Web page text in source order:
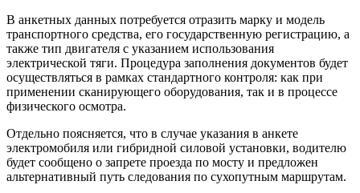
В анкетных данных потребуется отразить марку и модель
транспортного средства, его государственную регистрацию, а
также тип двигателя с указанием использования
электрической тяги. Процедура заполнения документов будет
осуществляться в рамках стандартного контроля: как при
применении сканирующего оборудования, так и в процессе
физического осмотра.
Отдельно поясняется, что в случае указания в анкете
электромобиля или гибридной силовой установки, водителю
будет сообщено о запрете проезда по мосту и предложен
альтернативный путь следования по сухопутным маршрутам.